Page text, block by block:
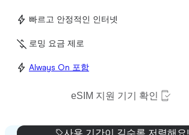
빠르고 안정적인 인터넷
로밍 요금 제로
Always On 포함
eSIM 지원 기기 확인